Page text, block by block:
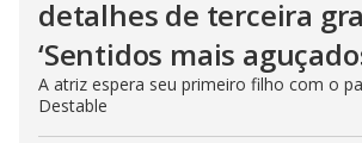
detalhes de terceira
‘Sentidos mais
A atriz espera seu primeiro filho com o
Destable